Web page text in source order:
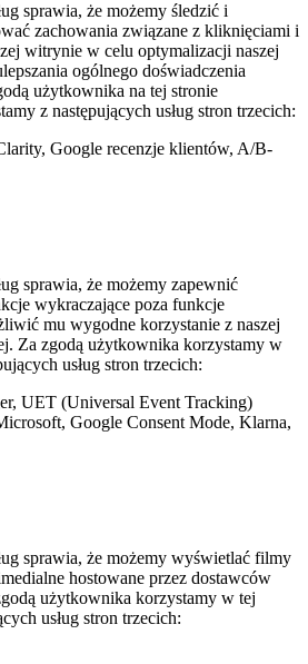
sprawia, że możemy śledzić i
zachowania związane z kliknięciami i
witrynie w celu optymalizacji naszej
ogólnego doświadczenia
użytkownika na tej stronie
z następujących usług stron trzecich:
Google recenzje klientów, A/B-
sprawia, że możemy zapewnić
wykraczające poza funkcje
mu wygodne korzystanie z naszej
Za zgodą użytkownika korzystamy w
usług stron trzecich:
UET (Universal Event Tracking)
Google Consent Mode, Klarna,
sprawia, że możemy wyświetlać filmy
hostowane przez dostawców
użytkownika korzystamy w tej
usług stron trzecich: